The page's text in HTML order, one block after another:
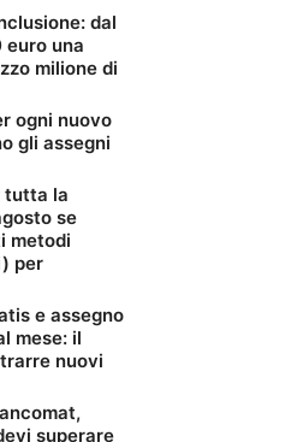
dal
euro una
milione di
ogni nuovo
gli assegni
tutta la
se
metodi
per
e assegno
mese: il
nuovi
superare